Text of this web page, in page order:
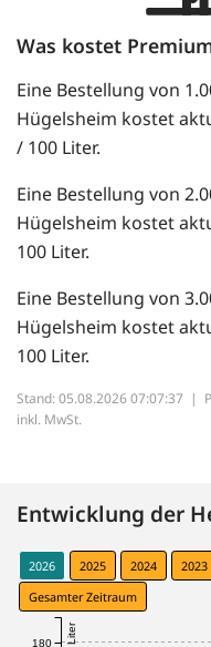
Was kostet
Eine Bestellung von
Hügelsheim kostet
/ 100 Liter.
Eine Bestellung von
Hügelsheim kostet
100 Liter.
Eine Bestellung von
Hügelsheim kostet
100 Liter.
Stand: 05.08.2026 07:07:37 |
inkl. MwSt.
Entwicklung der
2026 2025 2024 2023
Gesamter Zeitraum
180